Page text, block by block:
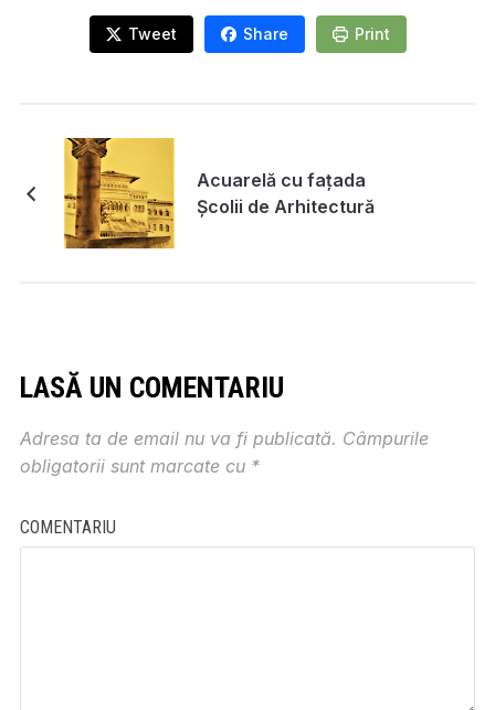
Tweet Share Print
Acuarelă cu fațada
Școlii de Arhitectură
LASĂ UN COMENTARIU
Adresa ta de email nu va fi publicată. Câmpurile
obligatorii sunt marcate cu *
COMENTARIU